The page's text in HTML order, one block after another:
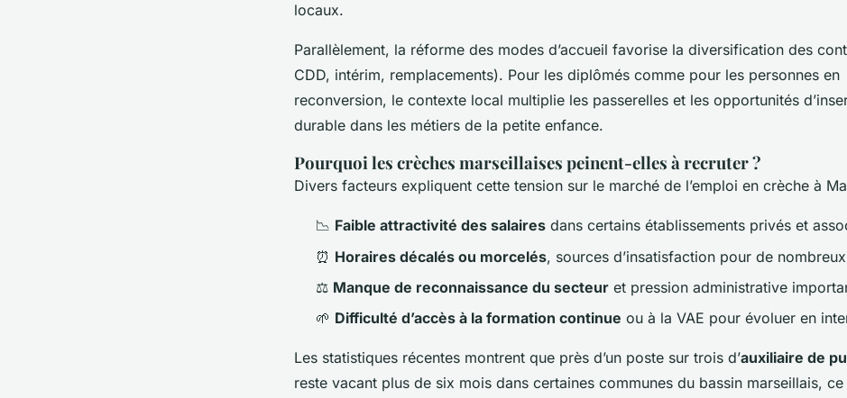
locaux.
Parallèlement, la réforme des modes d’accueil favorise la diversification des
CDD, intérim, remplacements). Pour les diplômés comme pour les personnes en
reconversion, le contexte local multiplie les passerelles et les opportunités
durable dans les métiers de la petite enfance.
Pourquoi les crèches marseillaises peinent-elles à recruter ?
Divers facteurs expliquent cette tension sur le marché de l’emploi en crèche à
📉 Faible attractivité des salaires dans certains établissements privés et
⏰ Horaires décalés ou morcelés, sources d’insatisfaction pour de
⚖️ Manque de reconnaissance du secteur et pression administrative
🌱 Difficulté d’accès à la formation continue ou à la VAE pour évoluer en
Les statistiques récentes montrent que près d’un poste sur trois d’auxiliaire de
reste vacant plus de six mois dans certaines communes du bassin marseillais, ce